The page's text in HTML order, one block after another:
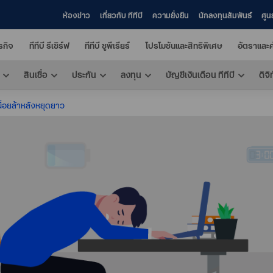
ห้องข่าว เกี่ยวกับ ทีทีบี ความยั่งยืน นักลงทุนสัมพันธ์ ศูน
กิจ ทีทีบี รีเซิร์ฟ ทีทีบี ซูพีเรียร์ โปรโมชันและสิทธิพิเศษ อัตราและ
สินเชื่อ ประกัน ลงทุน บัญชีเงินเดือน ทีทีบี ดิจิ
อยล้าหลังหยุดยาว